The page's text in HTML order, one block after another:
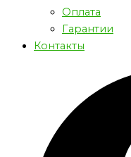
Оплата
Гарантии
Контакты